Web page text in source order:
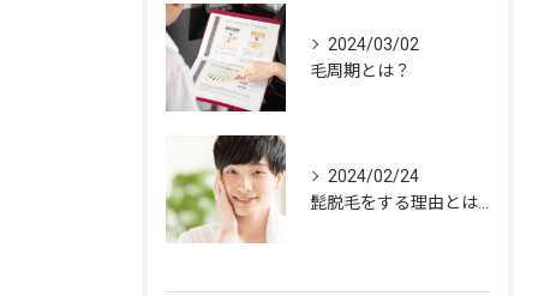
2024/03/02
毛周期とは？
2024/02/24